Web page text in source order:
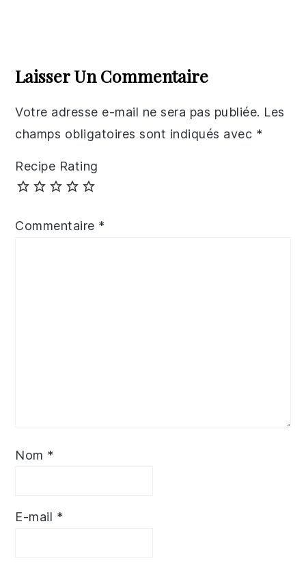
Interactions
Laisser Un Commentaire
Votre adresse e-mail ne sera pas publiée. Les
champs obligatoires sont indiqués avec *
Recipe Rating
Commentaire *
Nom *
E-mail *